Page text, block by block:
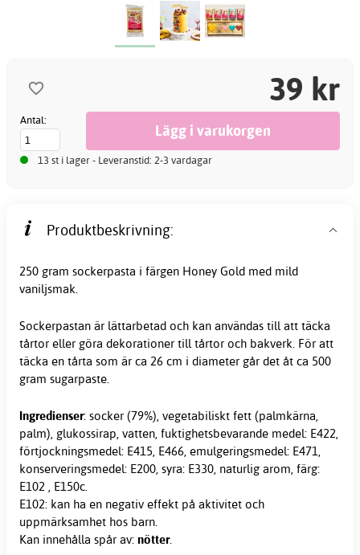
39 kr
Antal:
13 st i lager - Leveranstid: 2-3 vardagar
Produktbeskrivning:
250 gram sockerpasta i färgen Honey Gold med mild
vaniljsmak.
Sockerpastan är lättarbetad och kan användas till att täcka
tårtor eller göra dekorationer till tårtor och bakverk. För att
täcka en tårta som är ca 26 cm i diameter går det åt ca 500
gram sugarpaste.
Ingredienser: socker (79%), vegetabiliskt fett (palmkärna,
palm), glukossirap, vatten, fuktighetsbevarande medel: E422,
förtjockningsmedel: E415, E466, emulgeringsmedel: E471,
konserveringsmedel: E200, syra: E330, naturlig arom, färg:
E102 , E150c.
E102: kan ha en negativ effekt på aktivitet och
uppmärksamhet hos barn.
Kan innehålla spår av: nötter.